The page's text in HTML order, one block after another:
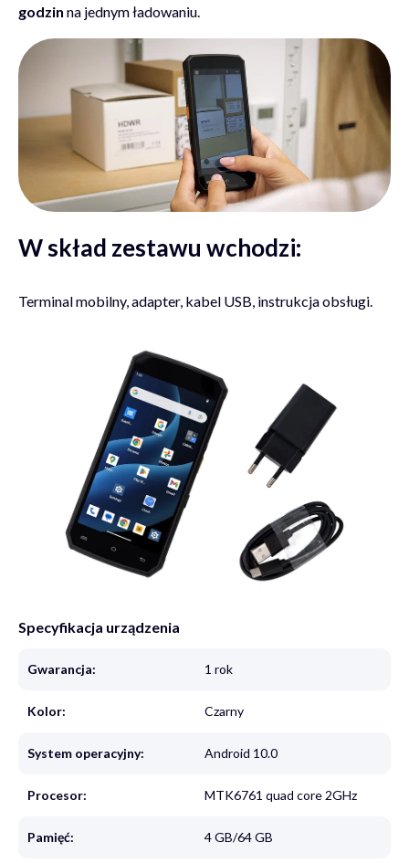
godzin na jednym ładowaniu.
W skład zestawu wchodzi:
Terminal mobilny, adapter, kabel USB, instrukcja obsługi.
Specyfikacja urządzenia
Gwarancja: 1 rok
Kolor: Czarny
System operacyjny: Android 10.0
Procesor: MTK6761 quad core 2GHz
Pamięć: 4 GB/64 GB